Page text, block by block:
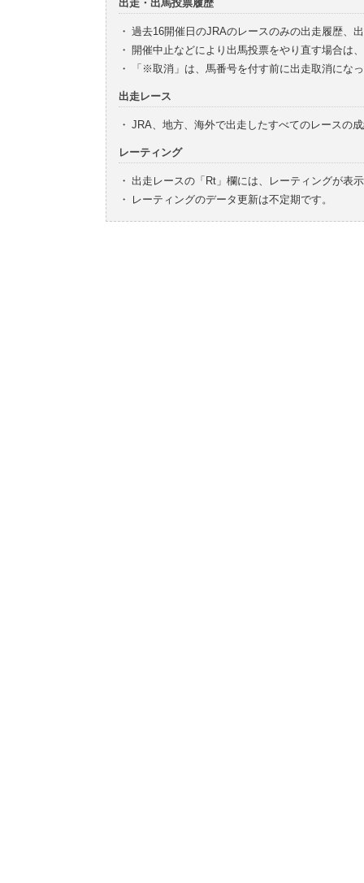
出走・出馬投票履歴
・ 過去16開催日のJRAのレースのみの出走履歴、
・ 開催中止などにより出馬投票をやり直す場合は
・
「※取消」は、馬番号を付す前に出走取消にな
出走レース
・ JRA、地方、海外で出走したすべてのレースの
レーティング
・ 出走レースの「Rt」欄には、レーティングが表
・
レーティングのデータ更新は不定期です。